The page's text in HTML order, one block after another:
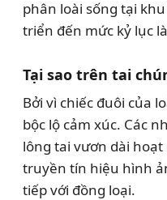
phân loài sống tại
triển đến mức kỷ lục
Tại sao trên tai
Bởi vì chiếc đuôi của
bộc lộ cảm xúc. Các
lông tai vươn dài
truyền tín hiệu hình
tiếp với đồng loại.